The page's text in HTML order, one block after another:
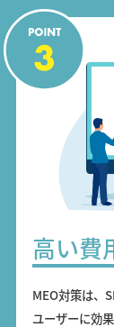
高い費
MEO対策は、
ユーザーに効